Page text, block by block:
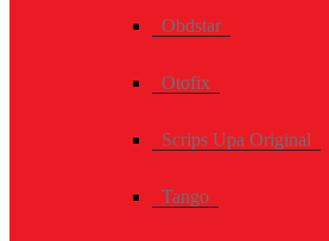
Obdstar
Otofix
Scrips Upa Original
Tango